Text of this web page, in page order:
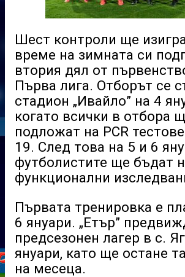
Шест контроли ще
време на зимната си
втория дял от
Първа лига. Отборът се
стадион „Ивайло” на 4
когато всички в отбора
подложат на PCR тестове
19. След това на 5 и 6
футболистите ще бъдат
функционални
Първата тренировка е
6 януари. „Етър”
предсезонен лагер в с.
януари, като ще остане
на месеца.